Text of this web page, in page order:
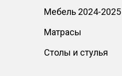
Мебель 2024-2025
Матрасы
Столы и стулья